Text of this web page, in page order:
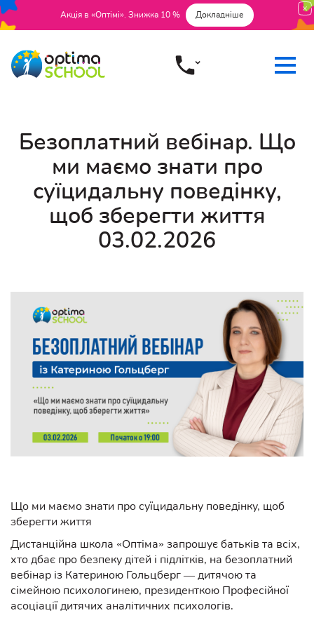
Акція в «Оптімі». Знижка 10 % Докладніше
Безоплатний вебінар. Що
ми маємо знати про
суїцидальну поведінку,
щоб зберегти життя
03.02.2026
Що ми маємо знати про суїцидальну поведінку, щоб
зберегти життя
Дистанційна школа «Оптіма» запрошує батьків та всіх,
хто дбає про безпеку дітей і підлітків, на безоплатний
вебінар із Катериною Гольцберг — дитячою та
сімейною психологинею, президенткою Професійної
асоціації дитячих аналітичних психологів.